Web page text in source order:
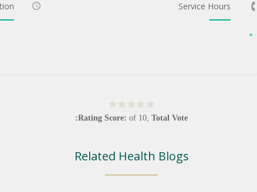
Service Hours
Rating Score: of 10 Total Vote:
Related Health Blogs